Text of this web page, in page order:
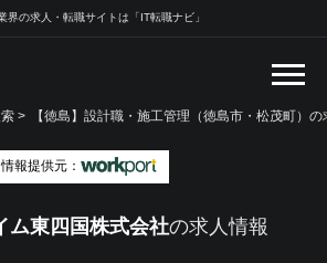
界の求人・転職サイトは「IT転職ナビ」
> 【徳島】設計職・施工管理（徳島市・松茂町）
情報提供元：
ム東四国株式会社の求人情報